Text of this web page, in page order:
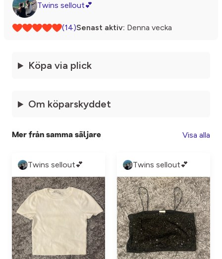
Twins sellout💕
(14)Senast aktiv: Denna vecka
Köpa via plick
Om köparskyddet
Mer från samma säljare Visa alla
Twins sellout💕 Twins sellout💕